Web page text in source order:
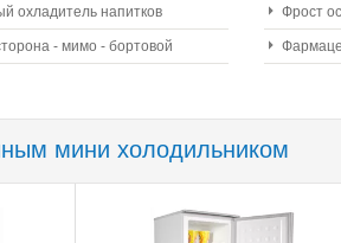
охладитель напитков Фрост
- мимо - бортовой
мини холодильником